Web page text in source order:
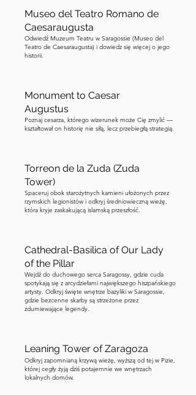
stając się uwielbianym symbolem
miasta. Niestety, pod koniec XIX wieku,
Rada Miasta Saragossy uznała wieżę za
niebezpieczną, wierząc, że może runąć
sprzeciwu lokalnych artystów i
intelektualistów, miasto zdemontowało
Torre Nueva cegła po cegle. Oto
poetycki zwrot: wielu mieszkańców
miłością włączając je w mury własnych
domów, zachowując wspomnienie o
wieży przy życiu. Teraz proszę odwrócić
się i przejść kilka metrów na plac
Felipe na swojej mapie, jeśli jest taka
potrzeba. Kiedy dotrzecie na plac,
spójrzcie w dół. Znajdziecie subtelny
zarys oznaczający dokładnie miejsce,
gdzie kiedyś stała Torre Nueva. Obok
wpatrzonego w górę, wyobrażającego
sobie majestatyczną wieżę, której już
nie ma. Poświęćcie chwilę, aby docenić
Museo del Teatro Romano de
Caesaraugusta
Odwiedź Muzeum Teatru w Saragossie (Museo del
Teatro de Caesaraugusta) i dowiedz się więcej o jego
historii.
Monument to Caesar
Augustus
Poznaj cesarza, którego wizerunek może Cię zmylić —
kształtował on historię nie siłą, lecz przebiegłą strategią.
Torreon de la Zuda (Zuda
Tower)
Spaceruj obok starożytnych kamieni ułożonych przez
rzymskich legionistów i odkryj średniowieczną wieżę,
która kryje zaskakującą islamską przeszłość.
Cathedral-Basilica of Our Lady
of the Pillar
Wejdź do duchowego serca Saragossy, gdzie cuda
spotykają się z arcydziełami największego hiszpańskiego
artysty. Odkryj święte wnętrze bazyliki w Saragossie,
gdzie bezcenne skarby są strzeżone przez
zdumiewające legendy.
Leaning Tower of Zaragoza
Odkryj zapomnianą krzywą wieżę, wyższą od tej w Pizie,
której cegły żyją dziś potajemnie we wnętrzach
lokalnych domów.